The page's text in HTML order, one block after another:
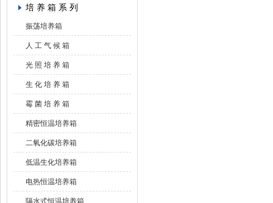
培 养 箱 系 列
振荡培养箱
人 工 气 候 箱
光 照 培 养 箱
生 化 培 养 箱
霉 菌 培 养 箱
精密恒温培养箱
二氧化碳培养箱
低温生化培养箱
电热恒温培养箱
隔水式恒温培养箱